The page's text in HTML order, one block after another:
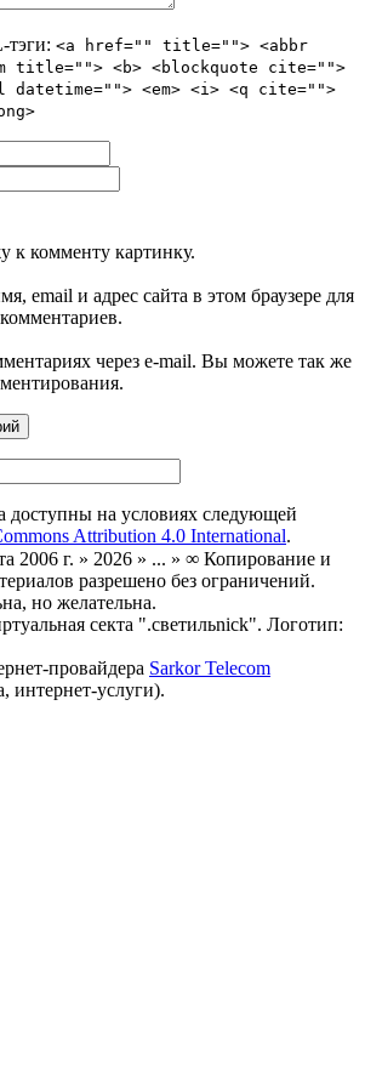
<a href="" title=""> <abbr
title=""> <b> <blockquote cite="">
datetime=""> <em> <i> <q cite="">
к комменту картинку.
email и адрес сайта в этом браузере для
через e-mail. Вы можете так же
доступны на условиях следующей
Attribution 4.0 International.
2006 г. » 2026 » ... » ∞ Копирование и
разрешено без ограничений.
но желательна.
секта ".светильnick". Логотип:
провайдера Sarkor Telecom
интернет-услуги).